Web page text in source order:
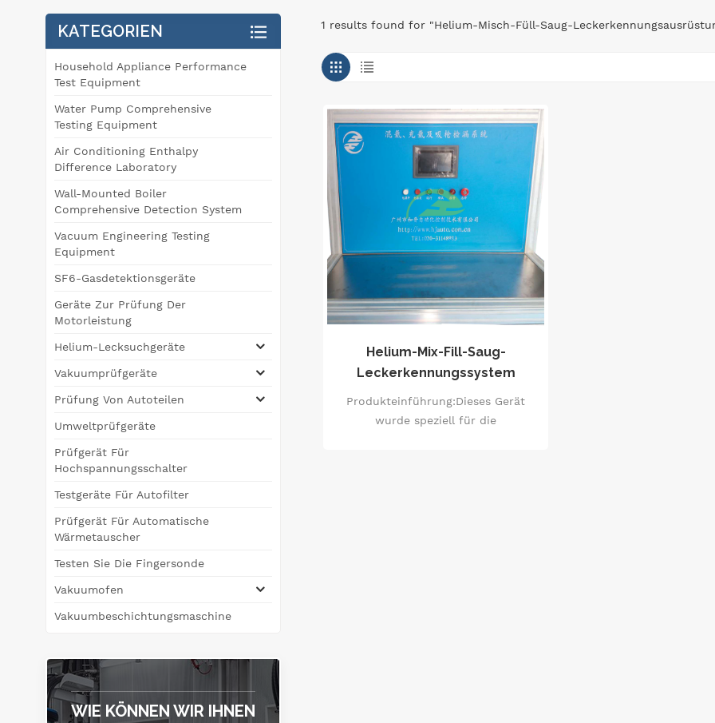
1 results found for "Helium-Misch-Füll-Saug-
Helium-Mix-Fill-Saug-
Leckerkennungssystem
Produkteinführung:Dieses Gerät
wurde speziell für die
KATEGORIEN
Household Appliance Performance
Test Equipment
Water Pump Comprehensive
Testing Equipment
Air Conditioning Enthalpy
Difference Laboratory
Wall-Mounted Boiler
Comprehensive Detection System
Vacuum Engineering Testing
Equipment
SF6-Gasdetektionsgeräte
Geräte Zur Prüfung Der
Motorleistung
Helium-Lecksuchgeräte
Vakuumprüfgeräte
Prüfung Von Autoteilen
Umweltprüfgeräte
Prüfgerät Für
Hochspannungsschalter
Testgeräte Für Autofilter
Prüfgerät Für Automatische
Wärmetauscher
Testen Sie Die Fingersonde
Vakuumofen
Vakuumbeschichtungsmaschine
WIE KÖNNEN WIR IHNEN